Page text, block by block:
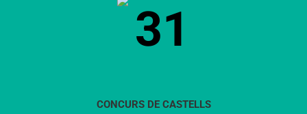
31
CONCURS DE CASTELLS